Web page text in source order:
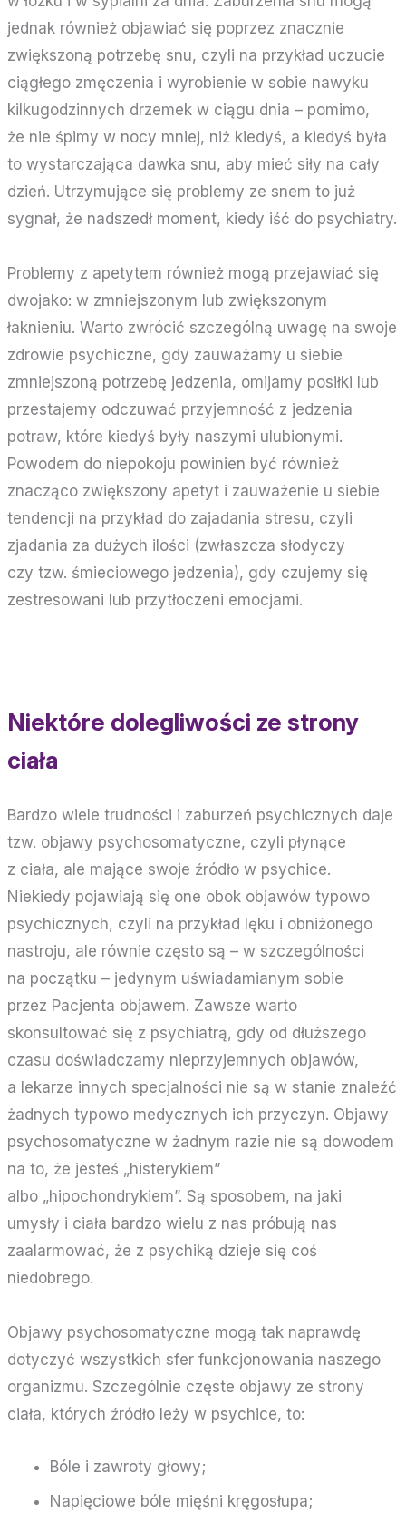
jednak również objawiać się poprzez znacznie
zwiększoną potrzebę snu, czyli na przykład uczucie
ciągłego zmęczenia i wyrobienie w sobie nawyku
kilkugodzinnych drzemek w ciągu dnia – pomimo,
że nie śpimy w nocy mniej, niż kiedyś, a kiedyś była
to wystarczająca dawka snu, aby mieć siły na cały
dzień. Utrzymujące się problemy ze snem to już
sygnał, że nadszedł moment, kiedy iść do psychiatry.
Problemy z apetytem również mogą przejawiać się
dwojako: w zmniejszonym lub zwiększonym
łaknieniu. Warto zwrócić szczególną uwagę na swoje
zdrowie psychiczne, gdy zauważamy u siebie
zmniejszoną potrzebę jedzenia, omijamy posiłki lub
przestajemy odczuwać przyjemność z jedzenia
potraw, które kiedyś były naszymi ulubionymi.
Powodem do niepokoju powinien być również
znacząco zwiększony apetyt i zauważenie u siebie
tendencji na przykład do zajadania stresu, czyli
zjadania za dużych ilości (zwłaszcza słodyczy
czy tzw. śmieciowego jedzenia), gdy czujemy się
zestresowani lub przytłoczeni emocjami.
Niektóre dolegliwości ze strony
ciała
Bardzo wiele trudności i zaburzeń psychicznych daje
tzw. objawy psychosomatyczne, czyli płynące
z ciała, ale mające swoje źródło w psychice.
Niekiedy pojawiają się one obok objawów typowo
psychicznych, czyli na przykład lęku i obniżonego
nastroju, ale równie często są – w szczególności
na początku – jedynym uświadamianym sobie
przez Pacjenta objawem. Zawsze warto
skonsultować się z psychiatrą, gdy od dłuższego
czasu doświadczamy nieprzyjemnych objawów,
a lekarze innych specjalności nie są w stanie znaleźć
żadnych typowo medycznych ich przyczyn. Objawy
psychosomatyczne w żadnym razie nie są dowodem
na to, że jesteś „histerykiem”
albo „hipochondrykiem”. Są sposobem, na jaki
umysły i ciała bardzo wielu z nas próbują nas
zaalarmować, że z psychiką dzieje się coś
niedobrego.
Objawy psychosomatyczne mogą tak naprawdę
dotyczyć wszystkich sfer funkcjonowania naszego
organizmu. Szczególnie częste objawy ze strony
ciała, których źródło leży w psychice, to:
Bóle i zawroty głowy;
Napięciowe bóle mięśni kręgosłupa;